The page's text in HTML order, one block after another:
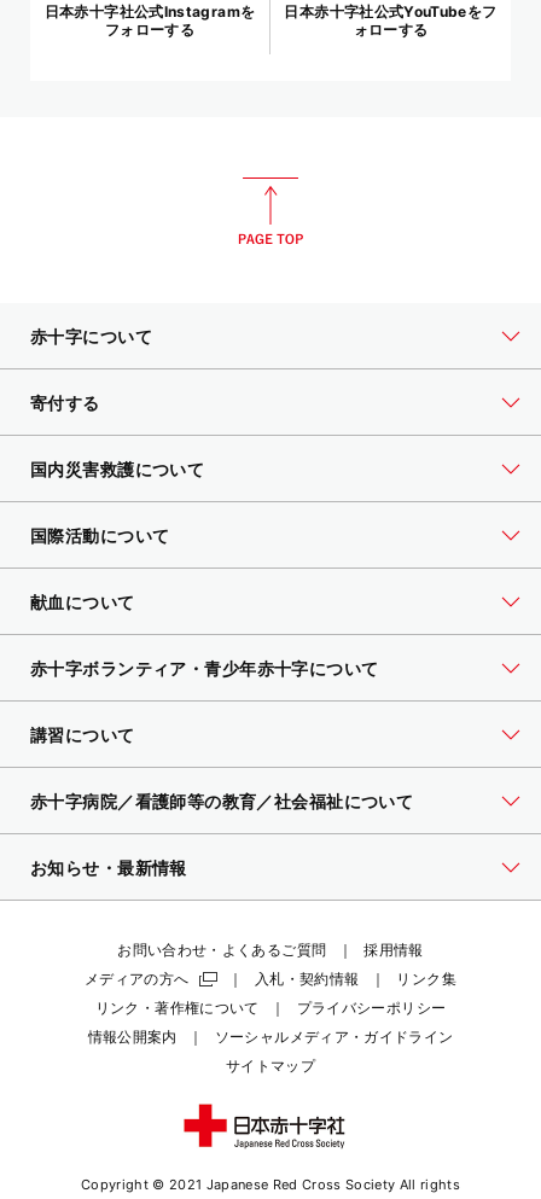
日本赤十字社公式Instagramを
フォローする
日本赤十字社公式YouTubeをフ
ォローする
赤十字について
寄付する
国内災害救護について
国際活動について
献血について
赤十字ボランティア・青少年赤十字について
講習について
赤十字病院／看護師等の教育／社会福祉について
お知らせ・最新情報
お問い合わせ・よくあるご質問
採用情報
メディアの方へ
入札・契約情報
リンク集
リンク・著作権について
プライバシーポリシー
情報公開案内
ソーシャルメディア・ガイドライン
サイトマップ
Copyright © 2021 Japanese Red Cross Society All rights